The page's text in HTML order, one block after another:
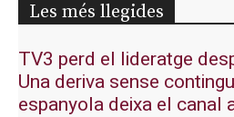
Les més llegides
TV3 perd el lideratge
Una deriva sense
espanyola deixa el canal